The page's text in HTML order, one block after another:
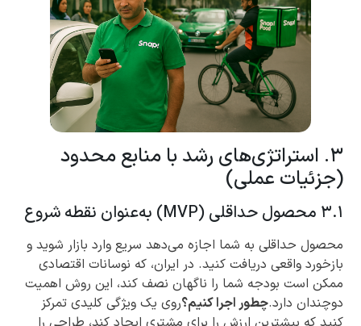
۳. استراتژی‌های رشد با منابع محدود
(جزئیات عملی)
۳.۱ محصول حداقلی (MVP) به‌عنوان نقطه شروع
محصول حداقلی به شما اجازه می‌دهد سریع وارد بازار شوید و
بازخورد واقعی دریافت کنید. در ایران، که نوسانات اقتصادی
ممکن است بودجه شما را ناگهان نصف کند، این روش اهمیت
دوچندان دارد.چطور اجرا کنیم؟روی یک ویژگی کلیدی تمرکز